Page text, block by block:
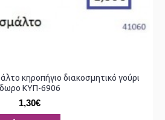
κηροπήγιο διακοσμητικό γούρι
δωρο ΚΥΠ-6906
1,30€